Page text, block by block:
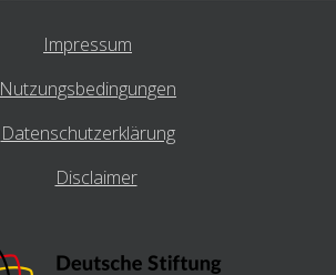
Impressum
Nutzungsbedingungen
Datenschutzerklärung
Disclaimer